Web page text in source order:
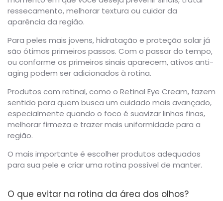
ressecamento, melhorar textura ou cuidar da
aparência da região.
Para peles mais jovens, hidratação e proteção solar já
são ótimos primeiros passos. Com o passar do tempo,
ou conforme os primeiros sinais aparecem, ativos anti-
aging podem ser adicionados à rotina.
Produtos com retinal, como o Retinal Eye Cream, fazem
sentido para quem busca um cuidado mais avançado,
especialmente quando o foco é suavizar linhas finas,
melhorar firmeza e trazer mais uniformidade para a
região.
O mais importante é escolher produtos adequados
para sua pele e criar uma rotina possível de manter.
O que evitar na rotina da área dos olhos?